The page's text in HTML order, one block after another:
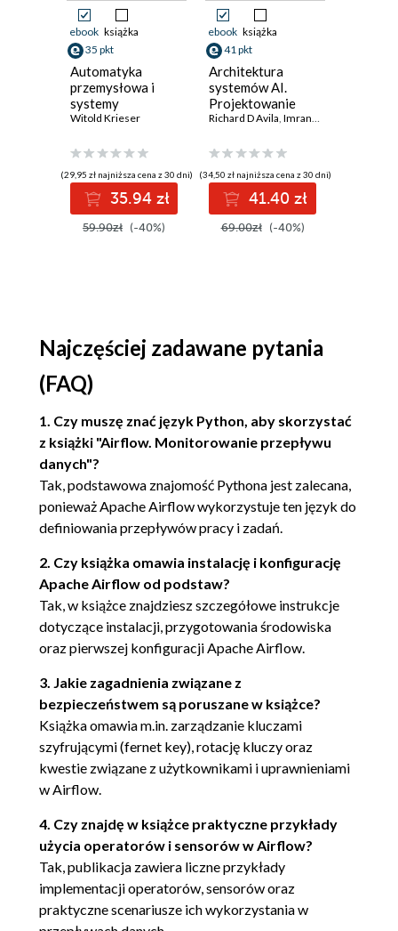
catchup i indywidualny start/end
Historia wykonań
Rozdział 2. Połączenia, HTTP, sensory
Połączenia
Operator i sensor HTTP
FileSensor
BashSensor
Rozdział 3. Reguły wykonywania zadania
all_failed
all_done
one_failed
one_success
none_failed
none_skipped
none_failed_min_one_success
Przykładowa implementacja
Rozdział 4. Przekazywanie informacji
Szablon Jinja
XCom
Historia XCom
Variable
Opcja do modyfikacji daty logicznej
Rozdział 5. Zadania oparte na SQL-u
Instalacja rozszerzeń
SQLExecuteQueryOperator
ebook książka
35 pkt
Automatyka
przemysłowa i
systemy
sterowania w
Witold Krieser
(29,95 zł najniższa cena z 30 dni)
35.94 zł
59.90zł (-40%)
ebook książka
41 pkt
Architektura
systemów AI.
Projektowanie
skalowalnego i
oprogramowania
Richard D Avila, Imran Ahmad
(34,50 zł najniższa cena z 30 dni)
41.40 zł
69.00zł (-40%)
Najczęściej zadawane pytania
(FAQ)
1. Czy muszę znać język Python, aby skorzystać
z książki "Airflow. Monitorowanie przepływu
danych"?
Tak, podstawowa znajomość Pythona jest zalecana,
ponieważ Apache Airflow wykorzystuje ten język do
definiowania przepływów pracy i zadań.
2. Czy książka omawia instalację i konfigurację
Apache Airflow od podstaw?
Tak, w książce znajdziesz szczegółowe instrukcje
dotyczące instalacji, przygotowania środowiska
oraz pierwszej konfiguracji Apache Airflow.
3. Jakie zagadnienia związane z
bezpieczeństwem są poruszane w książce?
Książka omawia m.in. zarządzanie kluczami
szyfrującymi (fernet key), rotację kluczy oraz
kwestie związane z użytkownikami i uprawnieniami
w Airflow.
4. Czy znajdę w książce praktyczne przykłady
użycia operatorów i sensorów w Airflow?
Tak, publikacja zawiera liczne przykłady
implementacji operatorów, sensorów oraz
praktyczne scenariusze ich wykorzystania w